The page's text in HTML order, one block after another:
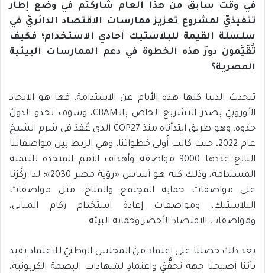
في وقت سابق من هذا العام شاركتم في وضع إطار
تنفيذيّ لمشروع تعزيز ممارسات الاقتصاد الدائريّ في
سلسلة القيمة للبلاستيك أحادي الاستخدام؛ فكيف
تُقَيِّمون دورَ هذه الخطوة في دعم الممارسات البيئية
المصرية؟
تتحدث الدنيا كلها هذه الأيام عن الاستدامة، فها هو الاتحاد
الأوروبيّ يصدر التشريع الخاص بالـCBAM، وسوف تحذو الدولُ
حذوه، وهو طريق ابتدأناه منذ COP27 الذي عُقِدَ في شرم الشيخ
عام 2022، حيث كانت أُولى خطواتنا، وهي الربط بين مواصفاتنا
البالغ عددها 9000 مواصفة وأهداف الأمم المتحدة للتنمية
المستدامة، وذلك كله هو أساس «رؤية مصر 2030»؛ لذا ركَّزنا
على مواصفات حماية المجتمع والمناخ، مثل مواصفات
البلاستيك، ومواصفات إعادة استخدام ركام المباني،
ومواصفات الاقتصاد الأخضر وحماية البيئة.
بعد ذلك حصلنا على اعتماد من المجلس الوطنيّ للاعتماد يفيد
بأننا أصبحنا جهةَ تَحقُّقٍ واعتمادٍ لشهادات البصمة الكربونية،